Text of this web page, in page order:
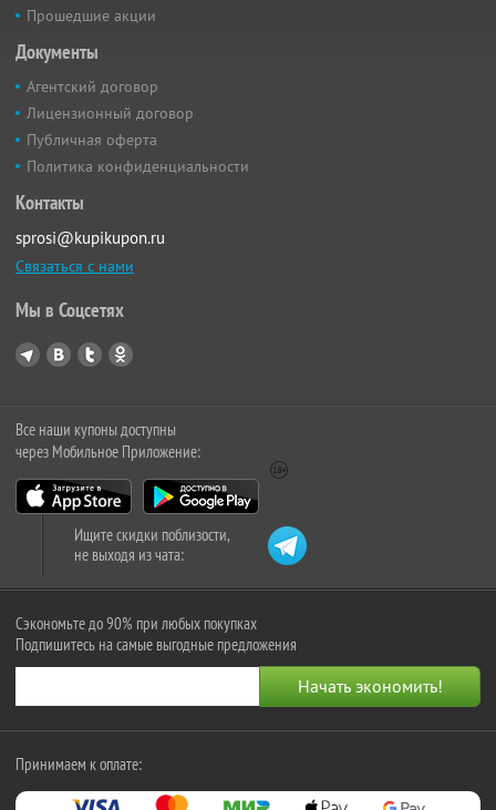
Прошедшие акции
Документы
Агентский договор
Лицензионный договор
Публичная оферта
Политика конфиденциальности
Контакты
sprosi@kupikupon.ru
Связаться с нами
Мы в Соцсетях
Все наши купоны доступны
через Мобильное Приложение:
Ищите скидки поблизости,
не выходя из чата:
Сэкономьте до 90% при любых покупках
Подпишитесь на самые выгодные предложения
Принимаем к оплате: